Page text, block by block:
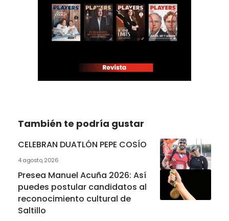
También te podría gustar
CELEBRAN DUATLÓN PEPE COSÍO
4 agosto, 2026
Presea Manuel Acuña 2026: Así
puedes postular candidatos al
reconocimiento cultural de
Saltillo